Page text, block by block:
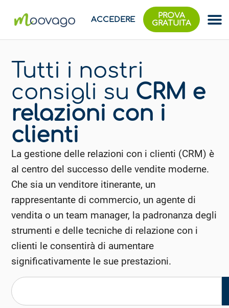
ACCEDERE
PROVA
GRATUITA
Tutti i nostri
consigli su CRM e
relazioni con i
clienti
La gestione delle relazioni con i clienti (CRM) è
al centro del successo delle vendite moderne.
Che sia un venditore itinerante, un
rappresentante di commercio, un agente di
vendita o un team manager, la padronanza degli
strumenti e delle tecniche di relazione con i
clienti le consentirà di aumentare
significativamente le sue prestazioni.